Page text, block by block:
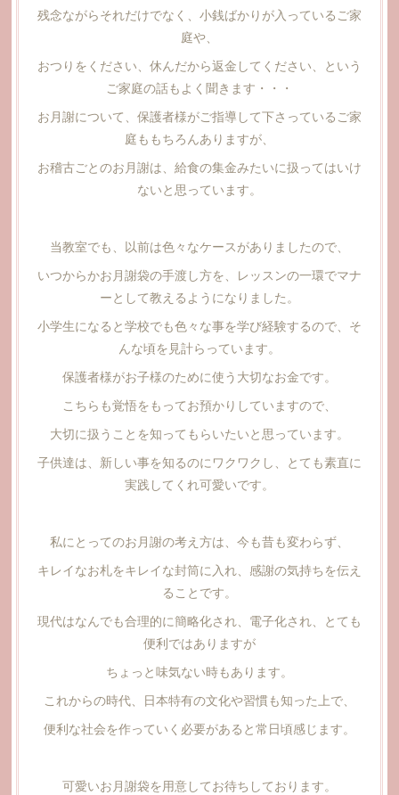
残念ながらそれだけでなく、小銭ばかりが入っているご家
庭や、
おつりをください、休んだから返金してください、という
ご家庭の話もよく聞きます・・・
お月謝について、保護者様がご指導して下さっているご家
庭ももちろんありますが、
お稽古ごとのお月謝は、給食の集金みたいに扱ってはいけ
ないと思っています。
当教室でも、以前は色々なケースがありましたので、
いつからかお月謝袋の手渡し方を、レッスンの一環でマナ
ーとして教えるようになりました。
小学生になると学校でも色々な事を学び経験するので、そ
んな頃を見計らっています。
保護者様がお子様のために使う大切なお金です。
こちらも覚悟をもってお預かりしていますので、
大切に扱うことを知ってもらいたいと思っています。
子供達は、新しい事を知るのにワクワクし、とても素直に
実践してくれ可愛いです。
私にとってのお月謝の考え方は、今も昔も変わらず、
キレイなお札をキレイな封筒に入れ、感謝の気持ちを伝え
ることです。
現代はなんでも合理的に簡略化され、電子化され、とても
便利ではありますが
ちょっと味気ない時もあります。
これからの時代、日本特有の文化や習慣も知った上で、
便利な社会を作っていく必要があると常日頃感じます。
可愛いお月謝袋を用意してお待ちしております。